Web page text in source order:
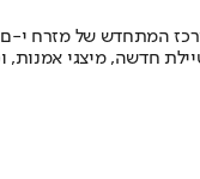
המתחדש של מזרח י-ם